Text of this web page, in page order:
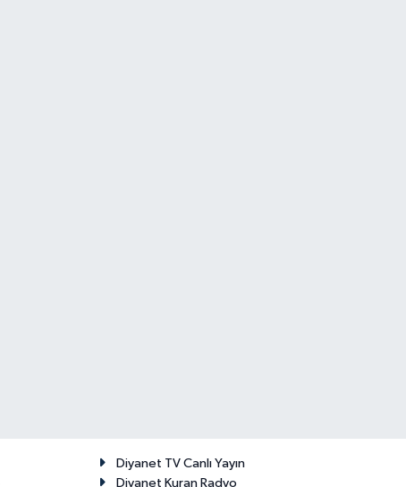
Diyanet TV Canlı Yayın
Diyanet Kuran Radyo